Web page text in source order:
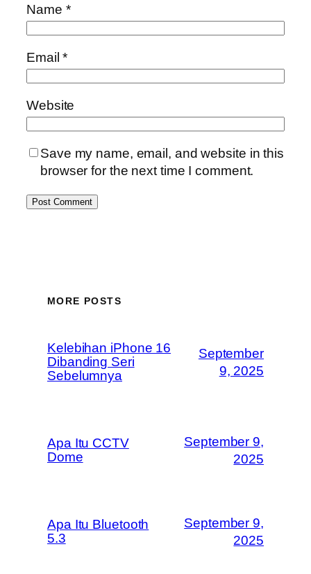
Name *
Email*
Website
Save my name, email, and website in this
browser for the next time I comment.
MORE POSTS
Kelebihan iPhone 16
Dibanding Seri
Sebelumnya
September
9, 2025
Apa Itu CCTV
Dome
September 9,
2025
Apa Itu Bluetooth
5.3
September 9,
2025